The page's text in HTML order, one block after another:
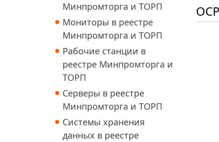
Минпромторга и ТОРП
Мониторы в реестре
Минпромторга и ТОРП
Рабочие станции в
реестре Минпромторга и
ТОРП
Серверы в реестре
Минпромторга и ТОРП
Системы хранения
данных в реестре